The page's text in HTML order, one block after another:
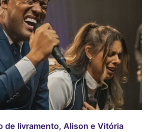
de livramento, Alison e Vitória